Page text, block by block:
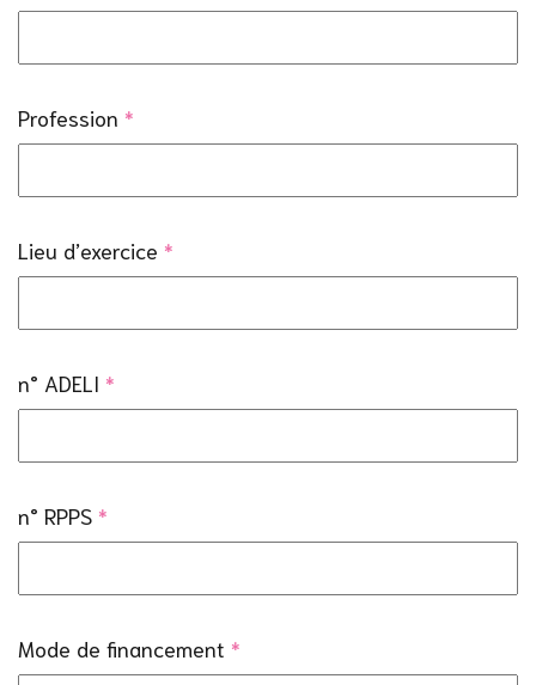
Profession *
Lieu d’exercice *
n° ADELI *
n° RPPS *
Mode de financement *